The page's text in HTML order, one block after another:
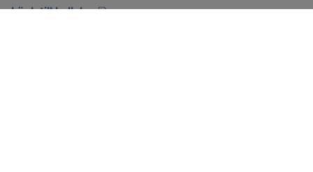
Länk till kallelse
pdf, 134.7 kB, öppnas i nytt fönster.